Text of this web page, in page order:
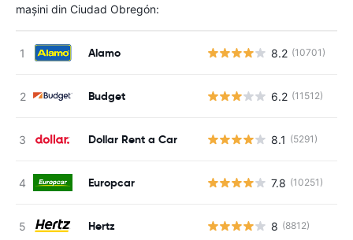
mașini din Ciudad Obregón:
Alamo 8.2 (10701)
Budget 6.2 (11512)
Dollar Rent a Car 8.1 (5291)
Europcar 7.8 (10251)
Hertz 8 (8812)